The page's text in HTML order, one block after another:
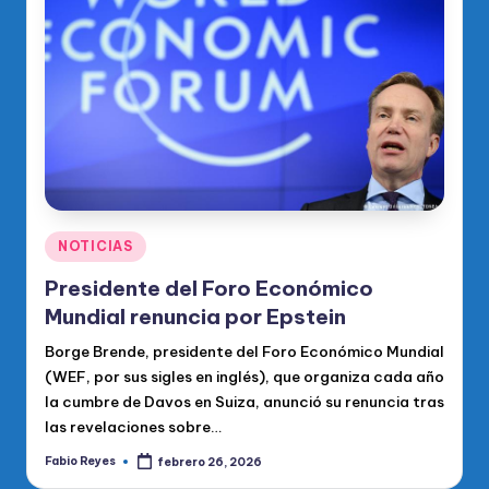
Publicado
en
NOTICIAS
Presidente del Foro Económico
Mundial renuncia por Epstein
Borge Brende, presidente del Foro Económico Mundial
(WEF, por sus sigles en inglés), que organiza cada año
la cumbre de Davos en Suiza, anunció su renuncia tras
las revelaciones sobre…
Publicado
Fabio Reyes febrero 26, 2026